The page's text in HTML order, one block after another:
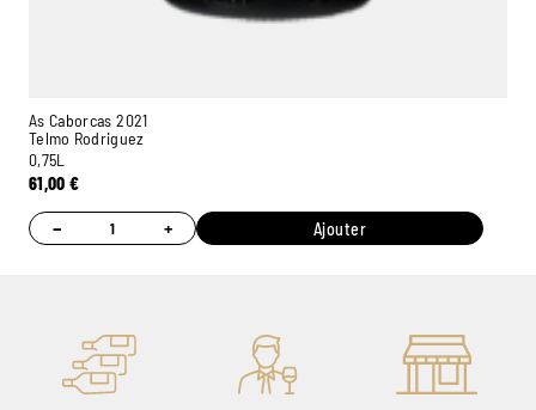
As Caborcas 2021
Telmo Rodriguez
0,75L
61,00€
− + Ajouter